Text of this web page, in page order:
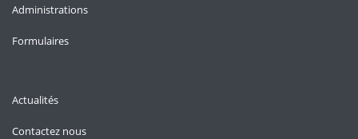
Administrations
Formulaires
Actualités
Contactez nous